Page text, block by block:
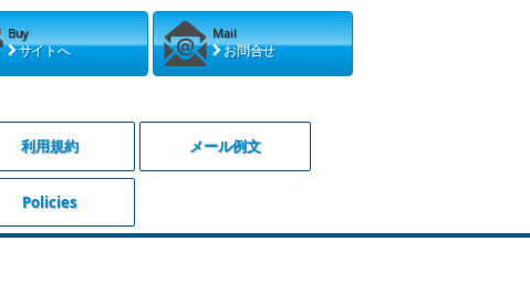
Buy
サイトへ
Mail
お問合せ
利用規約 メール例文
Policies